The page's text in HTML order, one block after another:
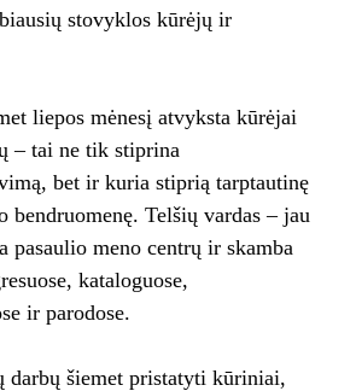
stovyklos kūrėjų ir
liepos mėnesį atvyksta kūrėjai
– tai ne tik stiprina
bet ir kuria stiprią tarptautinę
bendruomenę. Telšių vardas – jau
pasaulio meno centrų ir skamba
kataloguose,
ir parodose.
darbų šiemet pristatyti kūriniai,